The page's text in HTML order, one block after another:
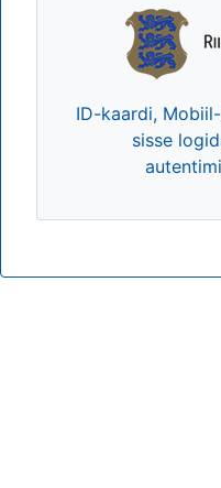
ID-kaardi,
sisse